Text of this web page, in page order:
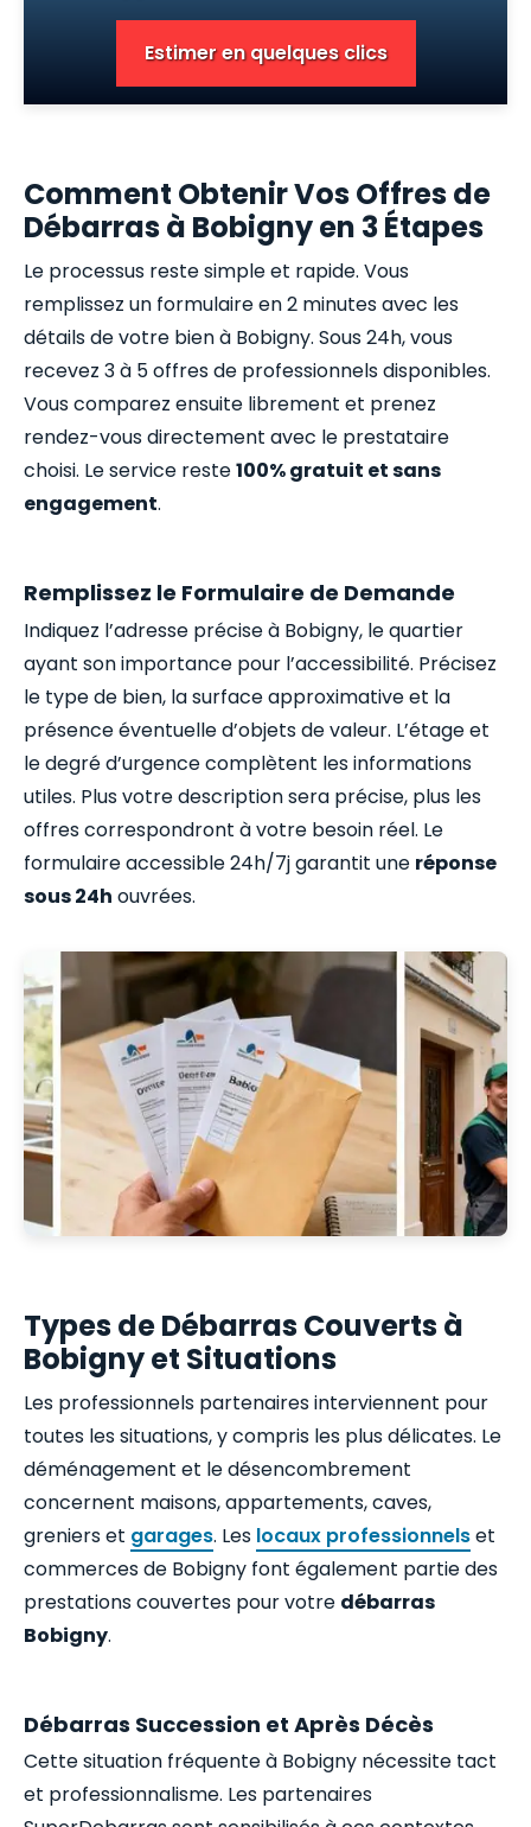
Estimer en quelques clics
Comment Obtenir Vos Offres de
Débarras à Bobigny en 3 Étapes
Le processus reste simple et rapide. Vous
remplissez un formulaire en 2 minutes avec les
détails de votre bien à Bobigny. Sous 24h, vous
recevez 3 à 5 offres de professionnels disponibles.
Vous comparez ensuite librement et prenez
rendez-vous directement avec le prestataire
choisi. Le service reste100% gratuit et sans
engagement.
Remplissez le Formulaire de Demande
Indiquez l’adresse précise à Bobigny, le quartier
ayant son importance pour l’accessibilité. Précisez
le type de bien, la surface approximative et la
présence éventuelle d’objets de valeur. L’étage et
le degré d’urgence complètent les informations
utiles. Plus votre description sera précise, plus les
offres correspondront à votre besoin réel. Le
formulaire accessible 24h/7j garantit une réponse
sous 24h ouvrées.
Types de Débarras Couverts à
Bobigny et Situations
Les professionnels partenaires interviennent pour
toutes les situations, y compris les plus délicates. Le
déménagement et le désencombrement
concernent maisons, appartements, caves,
greniers et garages. Les locaux professionnelset
commerces de Bobigny font également partie des
prestations couvertes pour votre débarras
Bobigny.
Débarras Succession et Après Décès
Cette situation fréquente à Bobigny nécessite tact
et professionnalisme. Les partenaires